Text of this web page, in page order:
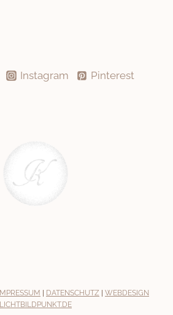
Instagram Pinterest
IMPRESSUM DATENSCHUTZ
WEBDESIGN
LICHTBILDPUNKT.DE